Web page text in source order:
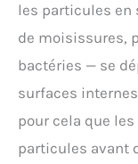
les particules en
de moisissures,
bactéries — se
surfaces
pour cela que
particules avant